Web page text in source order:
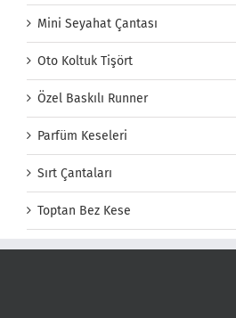
Mini Seyahat Çantası
Oto Koltuk Tişört
Özel Baskılı Runner
Parfüm Keseleri
Sırt Çantaları
Toptan Bez Kese